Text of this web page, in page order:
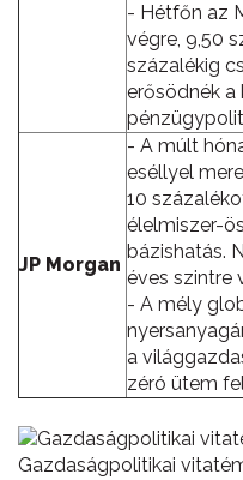
- Hétfőn az
végre, 9,50
százalékig
erősödnék a
JP Morgan
- A múlt
eséllyel
10
élelmiszer-
bázishatás.
éves szintre
- A mély
a
zéró ütem
Gazdaságpolitikai